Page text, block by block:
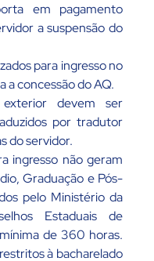
em pagamento
a suspensão do
para ingresso no
a concessão do AQ.
devem ser
por tradutor
do servidor.
ingresso não geram
Graduação e Pós-
pelo Ministério da
Estaduais de
de 360 horas.
à bacharelado